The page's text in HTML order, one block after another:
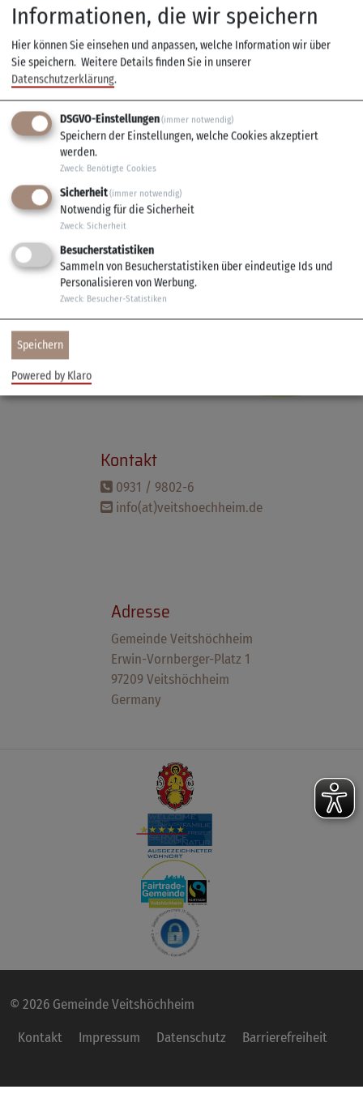
Kontakt
Tanzkreis-Kuratie
Sudetenstraße 1
97209 Veitshöchheim
Kurzbeschreibung
Tanzen am Vormittag
Alle Termine
Beginn: 09:00 Uhr Ende: 10:30 Uhr
Kontakt
0931 / 9802-6
info(at)veitshoechheim.de
Adresse
Gemeinde Veitshöchheim
Erwin-Vornberger-Platz 1
97209 Veitshöchheim
Germany
© 2026 Gemeinde Veitshöchheim
Kontakt
Impressum Datenschutz Barrierefreiheit
Informationen, die wir speichern
Hier können Sie einsehen und anpassen, welche Information wir über
Sie speichern. Weitere Details finden Sie in unserer
Datenschutzerklärung.
DSGVO-Einstellungen(immer notwendig)
Speichern der Einstellungen, welche Cookies akzeptiert
werden.
Zweck: Benötigte Cookies
Sicherheit(immer notwendig)
Notwendig für die Sicherheit
Zweck: Sicherheit
Besucherstatistiken
Sammeln von Besucherstatistiken über eindeutige Ids und
Personalisieren von Werbung.
Zweck: Besucher-Statistiken
Speichern
Powered by Klaro